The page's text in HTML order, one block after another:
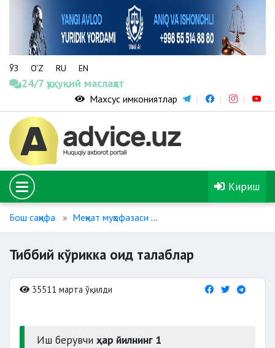
ЎЗ O‘Z RU EN
24/7 ҳуқуқий маслаҳат
Махсус имкониятлар
Кириш
Бош саҳифа Меҳнат муҳофазаси
Тиббий кўрикка оид талаблар
35511 марта ўқилди
Иш берувчи ҳар йилнинг 1